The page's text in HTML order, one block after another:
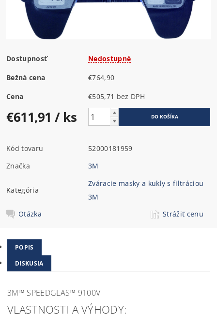
Dostupnosť Nedostupné
Bežná cena €764,90
Cena €505,71 bez DPH
€611,91/ ks
Kód tovaru
52000181959
Značka
3M
Kategória
Zváracie masky a kukly s filtráciou
3M
Otázka
Strážiť cenu
POPIS
DISKUSIA
3M™ SPEEDGLAS™ 9100V
VLASTNOSTI A VÝHODY: